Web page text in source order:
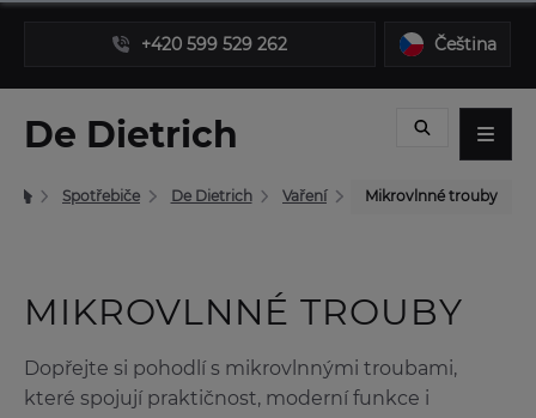
+420 599 529 262 Čeština
De Dietrich
Spotřebiče De Dietrich Vaření Mikrovlnné trouby
MIKROVLNNÉ TROUBY
Dopřejte si pohodlí s mikrovlnnými troubami,
které spojují praktičnost, moderní funkce i